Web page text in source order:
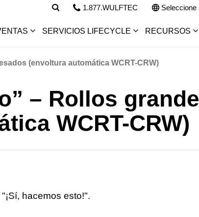
1.877.WULFTEC Seleccione
SERVICIOS LIFECYCLE RECURSOS
(envoltura automática WCRT-CRW)
– Rollos
WCRT-CRW)
hacemos esto!".